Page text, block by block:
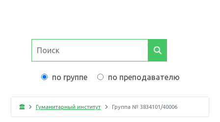
по группе по преподавателю
Гуманитарный институт Группа № 3834101/40006